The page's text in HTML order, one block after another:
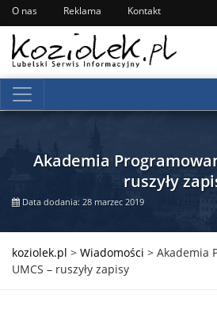
O nas Reklama Kontakt
Akademia
ruszyły
Data dodania: 28 marzec 2019
koziolek.pl > Wiadomości > Akademia
UMCS – ruszyły zapisy